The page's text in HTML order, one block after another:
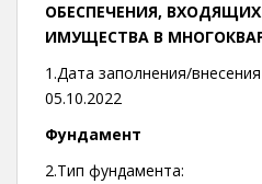
ОБЕСПЕЧЕНИЯ,
ИМУЩЕСТВА В
1.Дата заполнения/
05.10.2022
Фундамент
2.Тип фундамента: